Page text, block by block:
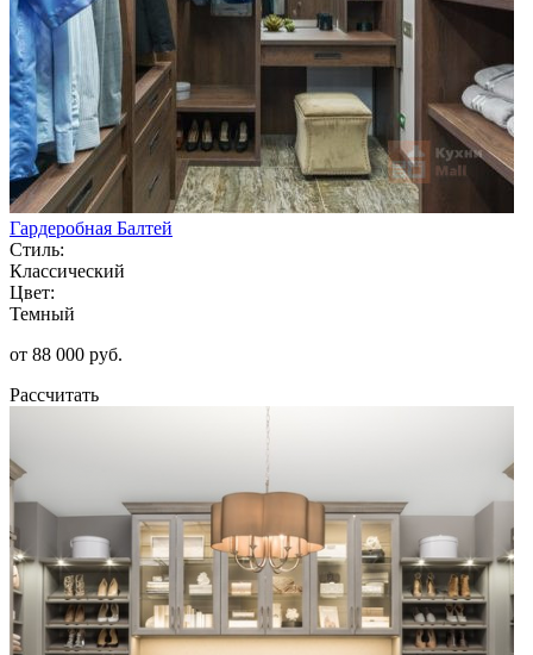
Гардеробная Балтей
Стиль:
Классический
Цвет:
Темный
от 88 000 руб.
Рассчитать